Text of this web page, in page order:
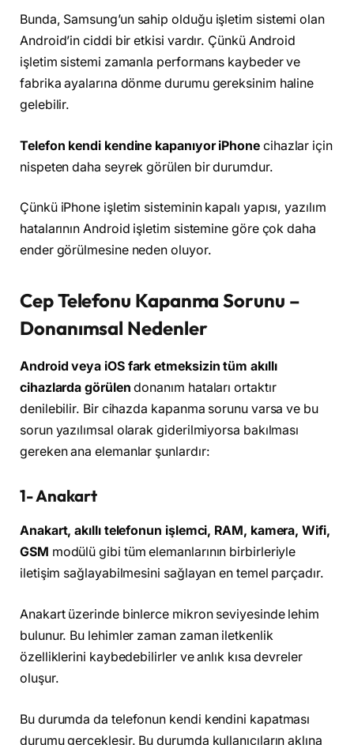
Bunda, Samsung’un sahip olduğu işletim sistemi olan
Android’in ciddi bir etkisi vardır. Çünkü Android
işletim sistemi zamanla performans kaybeder ve
fabrika ayalarına dönme durumu gereksinim haline
gelebilir.
Telefon kendi kendine kapanıyor iPhone cihazlar için
nispeten daha seyrek görülen bir durumdur.
Çünkü iPhone işletim sisteminin kapalı yapısı, yazılım
hatalarının Android işletim sistemine göre çok daha
ender görülmesine neden oluyor.
Cep Telefonu Kapanma Sorunu –
Donanımsal Nedenler
Android veya iOS fark etmeksizin tüm akıllı
cihazlarda görülen donanım hataları ortaktır
denilebilir. Bir cihazda kapanma sorunu varsa ve bu
sorun yazılımsal olarak giderilmiyorsa bakılması
gereken ana elemanlar şunlardır:
1- Anakart
Anakart, akıllı telefonun işlemci, RAM, kamera, Wifi,
GSM modülü gibi tüm elemanlarının birbirleriyle
iletişim sağlayabilmesini sağlayan en temel parçadır.
Anakart üzerinde binlerce mikron seviyesinde lehim
bulunur. Bu lehimler zaman zaman iletkenlik
özelliklerini kaybedebilirler ve anlık kısa devreler
oluşur.
Bu durumda da telefonun kendi kendini kapatması
durumu gerçekleşir. Bu durumda kullanıcıların aklına